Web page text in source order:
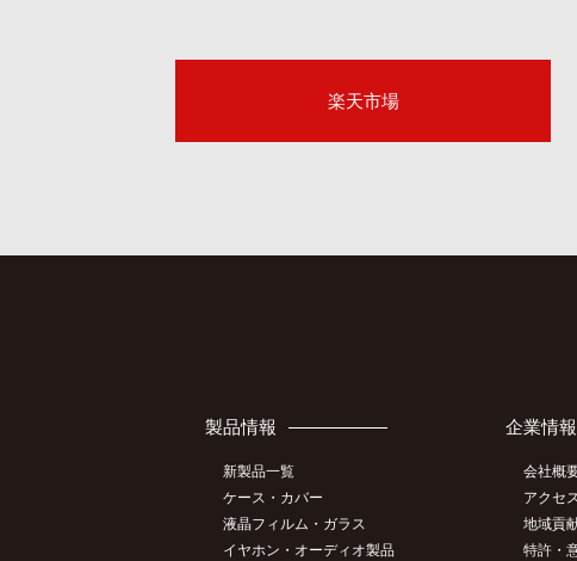
楽天市場
製品情報
新製品一覧
ケース・カバー
液晶フィルム・ガラス
イヤホン・オーディオ製品
企業情報
会社概
アクセ
地域貢
特許・